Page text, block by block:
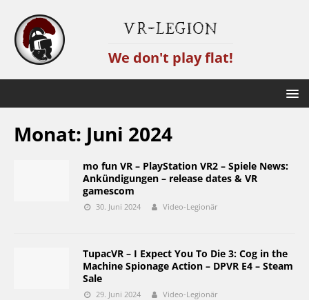
VR-Legion
We don't play flat!
Monat: Juni 2024
mo fun VR – PlayStation VR2 – Spiele News:
Ankündigungen – release dates & VR
gamescom
30. Juni 2024 Video-Legionär
TupacVR – I Expect You To Die 3: Cog in the
Machine Spionage Action – DPVR E4 – Steam
Sale
29. Juni 2024 Video-Legionär